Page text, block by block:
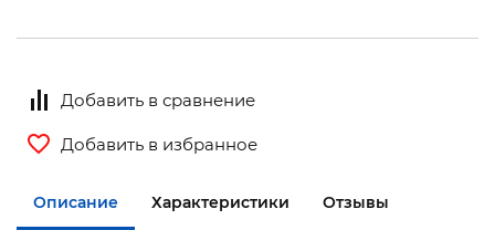
Добавить в сравнение
Добавить в избранное
Описание Характеристики Отзывы